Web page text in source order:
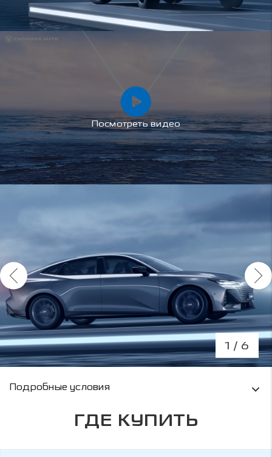
Посмотреть видео
1 / 6
Условия кредитования и информация о
Подробные условия
ГДЕ КУПИТЬ